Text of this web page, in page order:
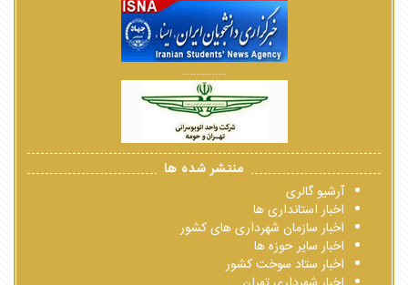
................
منتشر شده ها
آرشیو گالری
اخبار استانداری ها
اخبار سازمان شهرداری های کشور
اخبار سایر حوزه ها
اخبار ستاد سوخت کشور